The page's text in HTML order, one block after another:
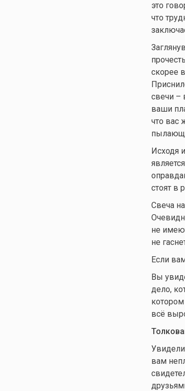
это
что
скорее
свечи –
ваши
что вас
Исходя
стоят в
Свеча
не
не
Если
Вы
дело,
всё
Увидели
вам